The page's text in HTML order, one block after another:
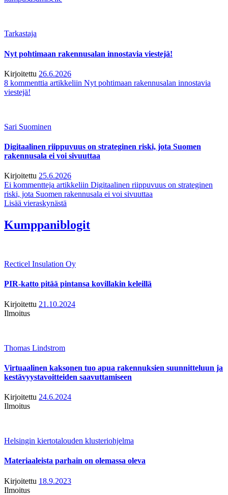
Tarkastaja
Nyt pohtimaan rakennusalan innostavia viestejä!
Kirjoitettu 26.6.2026
8 kommenttia artikkeliin Nyt pohtimaan rakennusalan innostavia
viestejä!
Sari Suominen
Digitaalinen riippuvuus on strateginen riski, jota Suomen
rakennusala ei voi sivuuttaa
Kirjoitettu 25.6.2026
Ei kommentteja artikkeliin Digitaalinen riippuvuus on strateginen
riski, jota Suomen rakennusala ei voi sivuuttaa
Lisää vieraskynästä
Kumppaniblogit
Recticel Insulation Oy
PIR-katto pitää pintansa kovillakin keleillä
Kirjoitettu 21.10.2024
Ilmoitus
Thomas Lindstrom
Virtuaalinen kaksonen tuo apua rakennuksien suunnitteluun ja
kestävyystavoitteiden saavuttamiseen
Kirjoitettu 24.6.2024
Ilmoitus
Helsingin kiertotalouden klusteriohjelma
Materiaaleista parhain on olemassa oleva
Kirjoitettu 18.9.2023
Ilmoitus